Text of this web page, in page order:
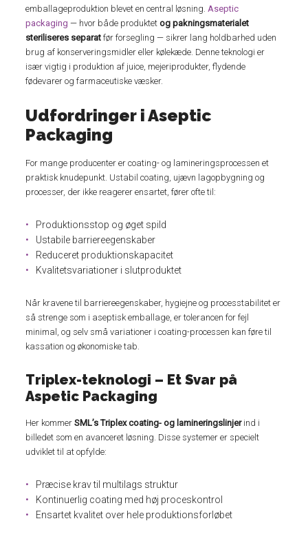
emballageproduktion blevet en central løsning. Aseptic
packaging — hvor både produktetog pakningsmaterialet
steriliseres separat før forsegling — sikrer lang holdbarhed uden
brug af konserveringsmidler eller kølekæde. Denne teknologi er
især vigtig i produktion af juice, mejeriprodukter, flydende
fødevarer og farmaceutiske væsker.
Udfordringer i Aseptic
Packaging
For mange producenter er coating- og lamineringsprocessen et
praktisk knudepunkt. Ustabil coating, ujævn lagopbygning og
processer, der ikke reagerer ensartet, fører ofte til:
Produktionsstop og øget spild
Ustabile barriereegenskaber
Reduceret produktionskapacitet
Kvalitetsvariationer i slutproduktet
Når kravene til barriereegenskaber, hygiejne og processtabilitet er
så strenge som i aseptisk emballage, er tolerancen for fejl
minimal, og selv små variationer i coating-processen kan føre til
kassation og økonomiske tab.
Triplex-teknologi – Et Svar på
Aspetic Packaging
Her kommerSML’s Triplex coating- og lamineringslinjerind i
billedet som en avanceret løsning. Disse systemer er specielt
udviklet til at opfylde:
Præcise krav til multilags struktur
Kontinuerlig coating med høj proceskontrol
Ensartet kvalitet over hele produktionsforløbet